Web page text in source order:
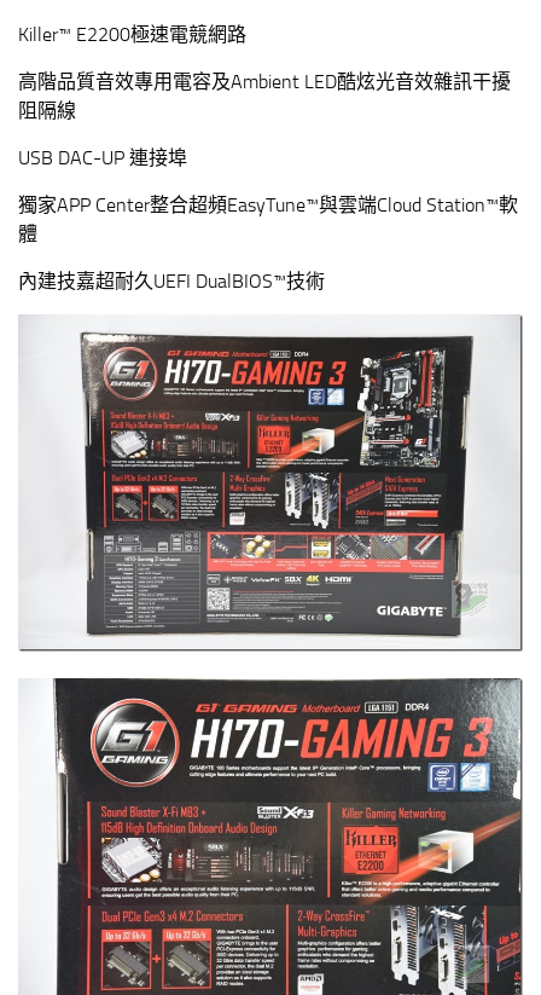
Killer™ E2200極速電競網路
高階品質音效專用電容及Ambient LED酷炫光音效雜訊干擾
阻隔線
USB DAC-UP 連接埠
獨家APP Center整合超頻EasyTune™與雲端Cloud Station™軟
體
內建技嘉超耐久UEFI DualBIOS™技術